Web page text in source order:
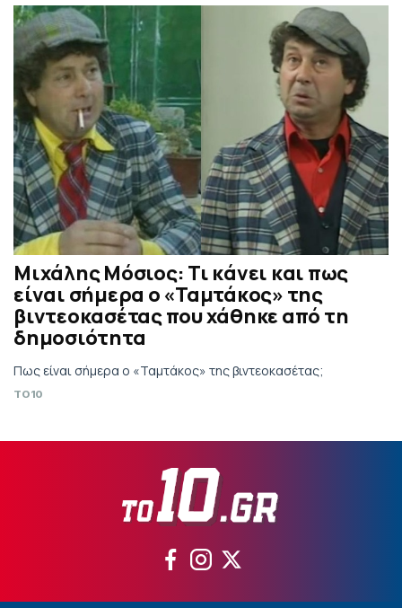
Μιχάλης Μόσιος: Τι κάνει και πως
είναι σήμερα ο «Ταμτάκος» της
βιντεοκασέτας που χάθηκε από τη
δημοσιότητα
Πως είναι σήμερα ο «Ταμτάκος» της βιντεοκασέτας;
TO10